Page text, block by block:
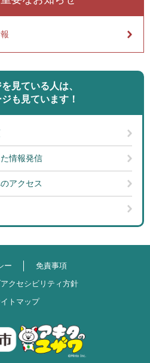
見ている人は、
も見ています！
情報発信
アクセス
ー
免責事項
クセシビリティ方針
トマップ